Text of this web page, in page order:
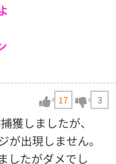
17 3
獲しましたが、
が出現しません。
したがダメでし